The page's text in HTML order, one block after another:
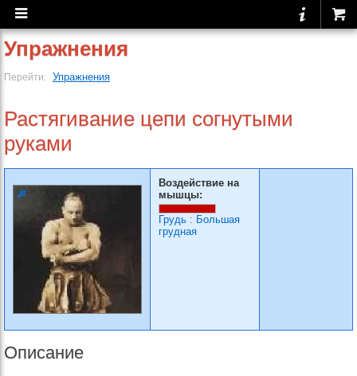
Упражнения
Перейти: Упражнения
Растягивание цепи согну­тыми
руками
Воздействие на
мышцы:
Грудь : Большая
грудная
Описание